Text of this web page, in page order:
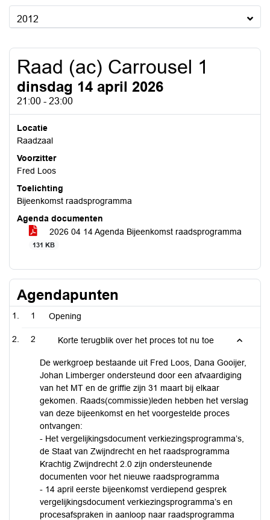
2012
Raad (ac) Carrousel 1
dinsdag 14 april 2026
21:00 - 23:00
Locatie
Raadzaal
Voorzitter
Fred Loos
Toelichting
Bijeenkomst raadsprogramma
Agenda documenten
2026 04 14 Agenda Bijeenkomst raadsprogramma
131 KB
Agendapunten
1 Opening
2 Korte terugblik over het proces tot nu toe
De werkgroep bestaande uit Fred Loos, Dana Gooijer,
Johan Limberger ondersteund door een afvaardiging
van het MT en de griffie zijn 31 maart bij elkaar
gekomen. Raads(commissie)leden hebben het verslag
van deze bijeenkomst en het voorgestelde proces
ontvangen:
- Het vergelijkingsdocument verkiezingsprogramma’s,
de Staat van Zwijndrecht en het raadsprogramma
Krachtig Zwijndrecht 2.0 zijn ondersteunende
documenten voor het nieuwe raadsprogramma
- 14 april eerste bijeenkomst verdiepend gesprek
vergelijkingsdocument verkiezingsprogramma’s en
procesafspraken in aanloop naar raadsprogramma